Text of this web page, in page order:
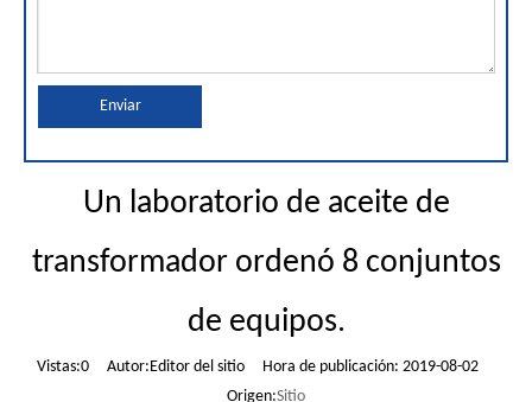
Enviar
Un laboratorio de aceite de
transformador ordenó 8 conjuntos
de equipos.
Vistas:0Autor:Editor del sitio Hora de publicación: 2019-08-02
Origen:Sitio